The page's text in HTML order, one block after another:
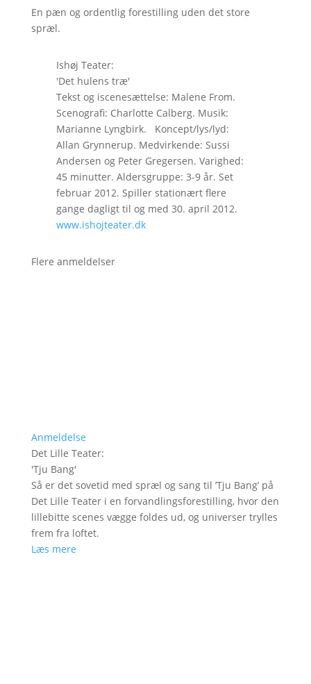
En pæn og ordentlig forestilling uden det store
spræl.
Ishøj Teater:
'Det hulens træ'
Tekst og iscenesættelse: Malene From.
Scenografi: Charlotte Calberg. Musik:
Marianne Lyngbirk. Koncept/lys/lyd:
Allan Grynnerup. Medvirkende: Sussi
Andersen og Peter Gregersen. Varighed:
45 minutter. Aldersgruppe: 3-9 år. Set
februar 2012. Spiller stationært flere
gange dagligt til og med 30. april 2012.
www.ishojteater.dk
Flere anmeldelser
Anmeldelse
Det Lille Teater:
'Tju Bang'
Så er det sovetid med spræl og sang til ’Tju Bang’ på
Det Lille Teater i en forvandlingsforestilling, hvor den
lillebitte scenes vægge foldes ud, og universer trylles
frem fra loftet.
Læs mere